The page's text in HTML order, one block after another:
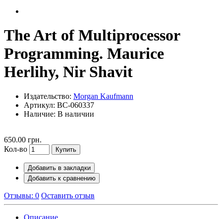
The Art of Multiprocessor
Programming. Maurice
Herlihy, Nir Shavit
Издательство: Morgan Kaufmann
Артикул: BC-060337
Наличие: В наличии
650.00 грн.
Кол-во
Купить
Добавить в закладки
Добавить к сравнению
Отзывы: 0 Оставить отзыв
Описание